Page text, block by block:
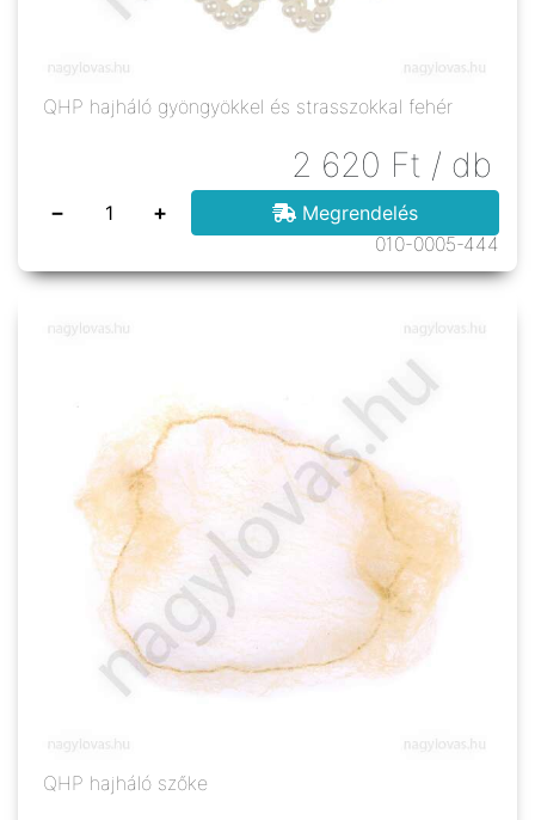
QHP hajháló gyöngyökkel és strasszokkal fehér
2 620 Ft / db
− +
Megrendelés
010-0005-444
QHP hajháló szőke